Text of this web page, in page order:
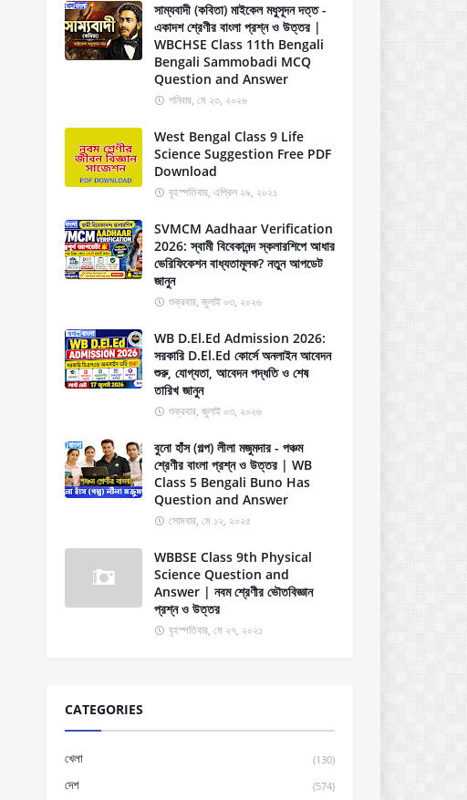
সাম্যবাদী (কবিতা) মাইকেল মধুসূদন দত্ত -
একাদশ শ্রেণীর বাংলা প্রশ্ন ও উত্তর |
WBCHSE Class 11th Bengali
Bengali Sammobadi MCQ
Question and Answer
শনিবার, মে ২৩, ২০২৬
West Bengal Class 9 Life
Science Suggestion Free PDF
Download
বৃহস্পতিবার, এপ্রিল ২৯, ২০২১
SVMCM Aadhaar Verification
2026: স্বামী বিবেকানন্দ স্কলারশিপে আধার
ভেরিফিকেশন বাধ্যতামূলক? নতুন আপডেট
জানুন
শুক্রবার, জুলাই ০৩, ২০২৬
WB D.El.Ed Admission 2026:
সরকারি D.El.Ed কোর্সে অনলাইন আবেদন
শুরু, যোগ্যতা, আবেদন পদ্ধতি ও শেষ
তারিখ জানুন
শুক্রবার, জুলাই ০৩, ২০২৬
বুনো হাঁস (গল্প) লীলা মজুমদার - পঞ্চম
শ্রেণীর বাংলা প্রশ্ন ও উত্তর | WB
Class 5 Bengali Buno Has
Question and Answer
সোমবার, মে ১২, ২০২৫
WBBSE Class 9th Physical
Science Question and
Answer | নবম শ্রেণীর ভৌতবিজ্ঞান
প্রশ্ন ও উত্তর
বৃহস্পতিবার, মে ২৭, ২০২১
CATEGORIES
খেলা (130)
দেশ (574)